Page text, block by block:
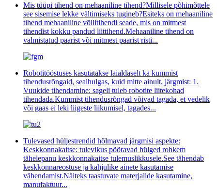
Mis tüüpi tihend on mehaaniline tihend?Millisele põhimõttele
see sisemise lekke vältimiseks tugineb?Esiteks on mehaaniline
tihend mehaaniline võllitihendi seade, mis on mitmest
tihendist kokku pandud liittihend.Mehaaniline tihend on
valmistatud paarist või mitmest paarist risti...
Robotitööstuses kasutatakse laialdaselt ka kummist
tihendusrõngaid, sealhulgas, kuid mitte ainult, järgmist: 1.
Vuukide tihendamine: sageli tuleb robotite liitekohad
tihendada.Kummist tihendusrõngad võivad tagada, et vedelik
või gaas ei leki liigeste liikumisel, tagades...
Tulevased hüljestrendid hõlmavad järgmisi aspekte:
Keskkonnakaitse: tulevikus pööravad hülged rohkem
tähelepanu keskkonnakaitse tulemuslikkusele.See tähendab
keskkonnareostuse ja kahjulike ainete kasutamise
vähendamist.Näiteks taastuvate materjalide kasutamine,
manufaktuur...